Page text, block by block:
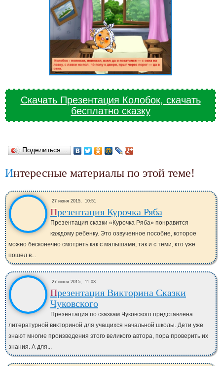
Скачать Презентация Колобок, скачать
бесплатно сказку
Поделиться…
Интересные материалы по этой теме!
27 июня 2015, 10:51
Презентация Курочка Ряба
Презентация сказки «Курочка Ряба» понравится
каждому ребенку. Это озвученное пособие, которое
можно бесконечно смотреть как с малышами, так и с теми, кто уже
пошел в...
27 июня 2015, 11:03
Презентация Викторина Сказки
Чуковского
Презентация по сказкам Чуковского представлена
литературной викториной для учащихся начальной школы. Дети уже
знают многие произведения этого великого автора, пора проверить их
знания. А для...